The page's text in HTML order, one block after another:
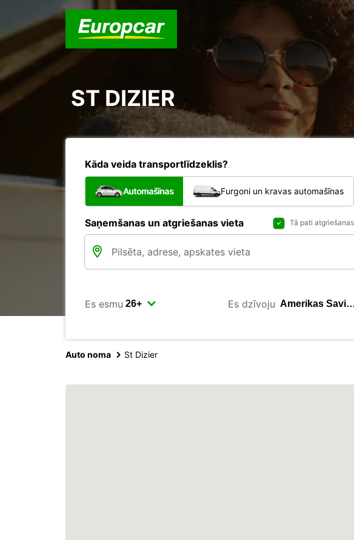
ST DIZIER
Kāda veida transportlīdzeklis?
Automašīnas Furgoni un kravas automašīnas
Saņemšanas un atgriešanas vieta Tā pati
Es esmu Es dzīvoju
Auto noma St Dizier